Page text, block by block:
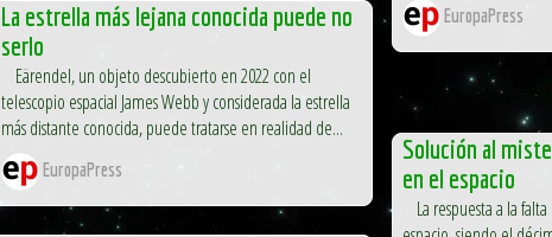
EuropaPress
La estrella más lejana conocida puede no
serlo
Eärendel, un objeto descubierto en 2022 con el
telescopio espacial James Webb y considerada la estrella
más distante conocida, puede tratarse en realidad de...
EuropaPress
Solución al
en el espacio
La respuesta a la